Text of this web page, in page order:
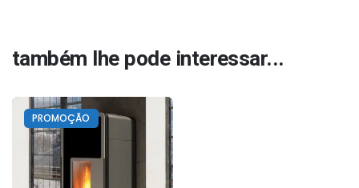
também lhe pode interessar...
PROMOÇÃO